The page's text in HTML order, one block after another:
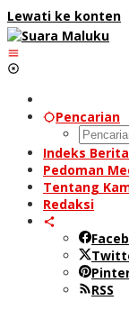
Lewati ke konten
Pencarian
Indeks Berita
Pedoman
Tentang
Redaksi
RSS